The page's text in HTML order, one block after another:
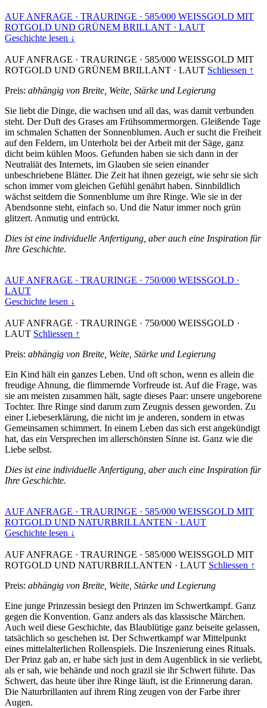
AUF ANFRAGE · TRAURINGE · 585/000 WEISSGOLD MIT
ROTGOLD UND GRÜNEM BRILLANT · LAUT
Geschichte lesen ↓
AUF ANFRAGE · TRAURINGE · 585/000 WEISSGOLD MIT
ROTGOLD UND GRÜNEM BRILLANT · LAUT Schliessen ↑
Preis: abhängig von Breite, Weite, Stärke und Legierung
Sie liebt die Dinge, die wachsen und all das, was damit verbunden
steht. Der Duft des Grases am Frühsommermorgen. Gleißende Tage
im schmalen Schatten der Sonnenblumen. Auch er sucht die Freiheit
auf den Feldern, im Unterholz bei der Arbeit mit der Säge, ganz
dicht beim kühlen Moos. Gefunden haben sie sich dann in der
Neutraliät des Internets, im Glauben sie seien einander
unbeschriebene Blätter. Die Zeit hat ihnen gezeigt, wie sehr sie sich
schon immer vom gleichen Gefühl genährt haben. Sinnbildlich
wächst seitdem die Sonnenblume um ihre Ringe. Wie sie in der
Abendsonne steht, einfach so. Und die Natur immer noch grün
glitzert. Anmutig und entrückt.
Dies ist eine individuelle Anfertigung, aber auch eine Inspiration für
Ihre Geschichte.
AUF ANFRAGE · TRAURINGE · 750/000 WEISSGOLD ·
LAUT
Geschichte lesen ↓
AUF ANFRAGE · TRAURINGE · 750/000 WEISSGOLD ·
LAUT Schliessen ↑
Preis: abhängig von Breite, Weite, Stärke und Legierung
Ein Kind hält ein ganzes Leben. Und oft schon, wenn es allein die
freudige Ahnung, die flimmernde Vorfreude ist. Auf die Frage, was
sie am meisten zusammen hält, sagte dieses Paar: unsere ungeborene
Tochter. Ihre Ringe sind darum zum Zeugnis dessen geworden. Zu
einer Liebeserklärung, die nicht im je anderen, sondern in etwas
Gemeinsamen schimmert. In einem Leben das sich erst angekündigt
hat, das ein Versprechen im allerschönsten Sinne ist. Ganz wie die
Liebe selbst.
Dies ist eine individuelle Anfertigung, aber auch eine Inspiration für
Ihre Geschichte.
AUF ANFRAGE · TRAURINGE · 585/000 WEISSGOLD MIT
ROTGOLD UND NATURBRILLANTEN · LAUT
Geschichte lesen ↓
AUF ANFRAGE · TRAURINGE · 585/000 WEISSGOLD MIT
ROTGOLD UND NATURBRILLANTEN · LAUT Schliessen ↑
Preis: abhängig von Breite, Weite, Stärke und Legierung
Eine junge Prinzessin besiegt den Prinzen im Schwertkampf. Ganz
gegen die Konvention. Ganz anders als das klassische Märchen.
Auch weil diese Geschichte, das Blaublütige ganz beiseite gelassen,
tatsächlich so geschehen ist. Der Schwertkampf war Mittelpunkt
eines mittelalterlichen Rollenspiels. Die Inszenierung eines Rituals.
Der Prinz gab an, er habe sich just in dem Augenblick in sie verliebt,
als er sah, wie behände und noch grazil sie ihr Schwert führte. Das
Schwert, das heute über ihre Ringe läuft, ist die Erinnerung daran.
Die Naturbrillanten auf ihrem Ring zeugen von der Farbe ihrer
Augen.